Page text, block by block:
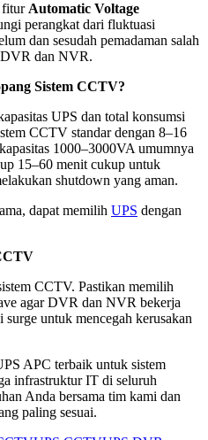
fitur Automatic Voltage
perangkat dari fluktuasi
dan sesudah pemadaman salah
DVR dan NVR.
Sistem CCTV?
UPS dan total konsumsi
CCTV standar dengan 8–16
1000–3000VA umumnya
15–60 menit cukup untuk
shutdown yang aman.
dapat memilih UPS dengan
CCTV. Pastikan memilih
agar DVR dan NVR bekerja
untuk mencegah kerusakan
APC terbaik untuk sistem
infrastruktur IT di seluruh
Anda bersama tim kami dan
paling sesuai.